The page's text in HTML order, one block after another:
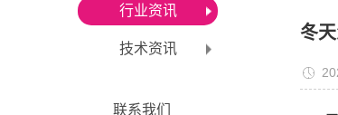
行业资讯
技术资讯
联系我们
冬